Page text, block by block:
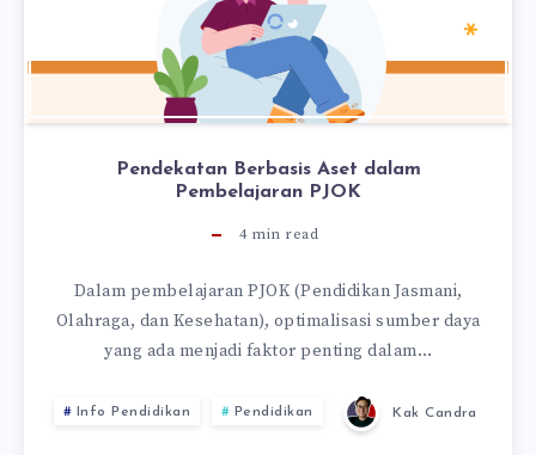
Pendekatan Berbasis Aset dalam
Pembelajaran PJOK
4min read
Dalam pembelajaran PJOK (Pendidikan Jasmani,
Olahraga, dan Kesehatan), optimalisasi sumber daya
yang ada menjadi faktor penting dalam…
Info Pendidikan Pendidikan Kak Candra